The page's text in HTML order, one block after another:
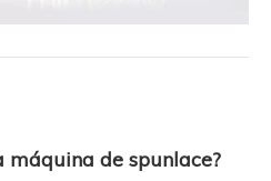
máquina de spunlace?